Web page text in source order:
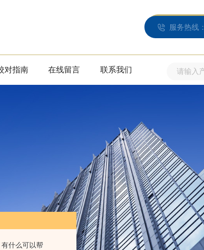
什么可以帮
服务热线：
对指南 在线留言 联系我们